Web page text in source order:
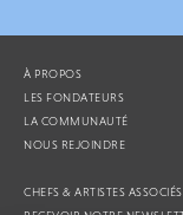
À PROPOS
LES FONDATEURS
LA COMMUNAUTÉ
NOUS REJOINDRE
CHEFS & ARTISTES ASSOCIÉS